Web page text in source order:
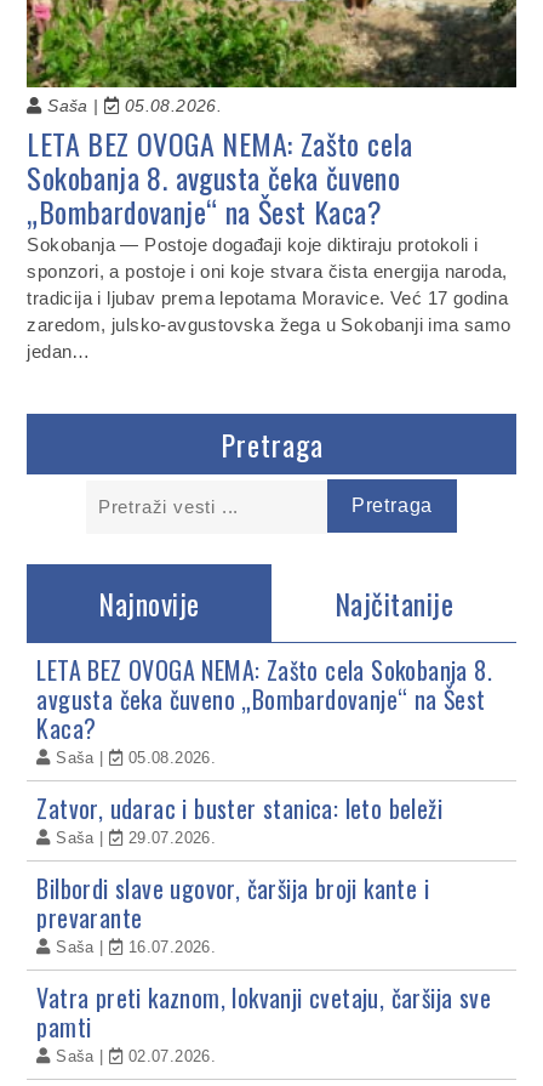
Saša | 05.08.2026.
LETA BEZ OVOGA NEMA: Zašto cela
Sokobanja 8. avgusta čeka čuveno
„Bombardovanje“ na Šest Kaca?
Sokobanja — Postoje događaji koje diktiraju protokoli i
sponzori, a postoje i oni koje stvara čista energija naroda,
tradicija i ljubav prema lepotama Moravice. Već 17 godina
zaredom, julsko-avgustovska žega u Sokobanji ima samo
jedan…
Pretraga
Najnovije Najčitanije
LETA BEZ OVOGA NEMA: Zašto cela Sokobanja 8.
avgusta čeka čuveno „Bombardovanje“ na Šest
Kaca?
Saša 05.08.2026.
Zatvor, udarac i buster stanica: leto beleži
Saša 29.07.2026.
Bilbordi slave ugovor, čaršija broji kante i
prevarante
Saša 16.07.2026.
Vatra preti kaznom, lokvanji cvetaju, čaršija sve
pamti
Saša 02.07.2026.